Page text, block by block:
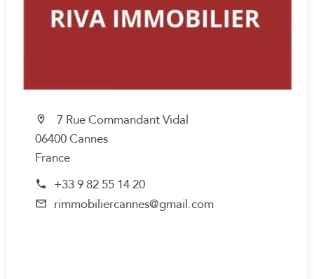
7 Rue Commandant Vidal
06400 Cannes
France
+33 9 82 55 14 20
rimmobiliercannes@gmail.com